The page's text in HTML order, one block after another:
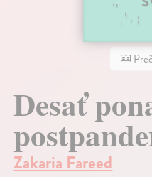
Desať
Zakaria Fareed